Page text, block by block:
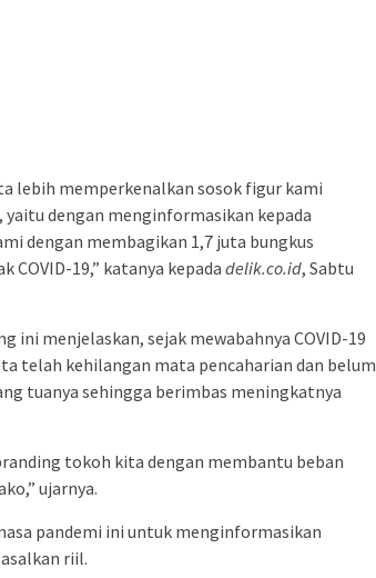
lebih memperkenalkan sosok figur kami
dengan menginformasikan kepada
dengan membagikan 1,7 juta bungkus
COVID-19,” katanya kepada delik.co.id, Sabtu
ini menjelaskan, sejak mewabahnya COVID-19
telah kehilangan mata pencaharian dan belum
tuanya sehingga berimbas meningkatnya
tokoh kita dengan membantu beban
ujarnya.
pandemi ini untuk menginformasikan
riil.